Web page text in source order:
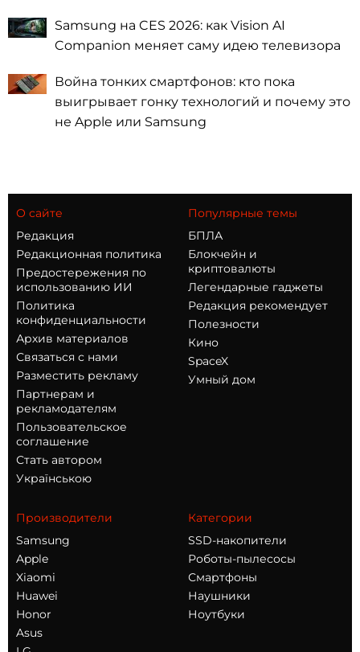
Samsung на CES 2026: как Vision AI
Companion меняет саму идею телевизора
Война тонких смартфонов: кто пока
выигрывает гонку технологий и почему это
не Apple или Samsung
О сайте
Редакция
Редакционная политика
Предостережения по
использованию ИИ
Политика
конфиденциальности
Архив материалов
Связаться с нами
Разместить рекламу
Партнерам и
рекламодателям
Пользовательское
соглашение
Стать автором
Українською
Популярные темы
БПЛА
Блокчейн и
криптовалюты
Легендарные гаджеты
Редакция рекомендует
Полезности
Кино
SpaceX
Умный дом
Производители
Samsung
Apple
Xiaomi
Huawei
Honor
Asus
Категории
SSD-накопители
Роботы-пылесосы
Смартфоны
Наушники
Ноутбуки